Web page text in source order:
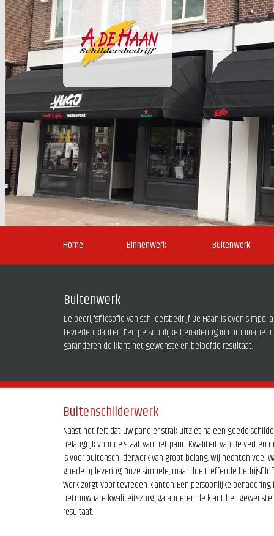
Home Binnenwerk Buitenwerk
Buitenwerk
De bedrijfsfilosofie van schildersbedrijf De Haan is even
tevreden klanten. Een persoonlijke benadering in combinatie
garanderen de klant het gewenste en beloofde resultaat.
Buitenschilderwerk
Naast het feit dat uw pand er strak uitziet na een goede
belangrijk voor de staat van het pand. Kwaliteit van de verf en
is voor buitenschilderwerk van groot belang. Wij hechten veel
goede oplevering. Onze simpele, maar doeltreffende
werk zorgt voor tevreden klanten. Een persoonlijke
betrouwbare kwaliteitszorg, garanderen de klant het
resultaat.